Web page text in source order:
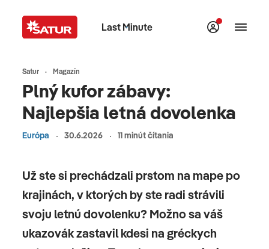
Last Minute
Satur Magazín
Plný kufor zábavy:
Najlepšia letná dovolenka
Európa 30.6.2026 11 minút čítania
Už ste si prechádzali prstom na mape po
krajinách, v ktorých by ste radi strávili
svoju letnú dovolenku? Možno sa váš
ukazovák zastavil kdesi na gréckych